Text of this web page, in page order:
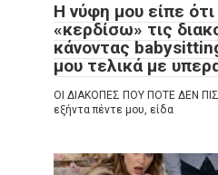
Η νύφη μου είπε
«κερδίσω» τις
κάνοντας
μου τελικά με
ΟΙ ΔΙΑΚΟΠΕΣ ΠΟΥ ΠΟΤΕ ΔΕΝ
εξήντα πέντε μου, είδα